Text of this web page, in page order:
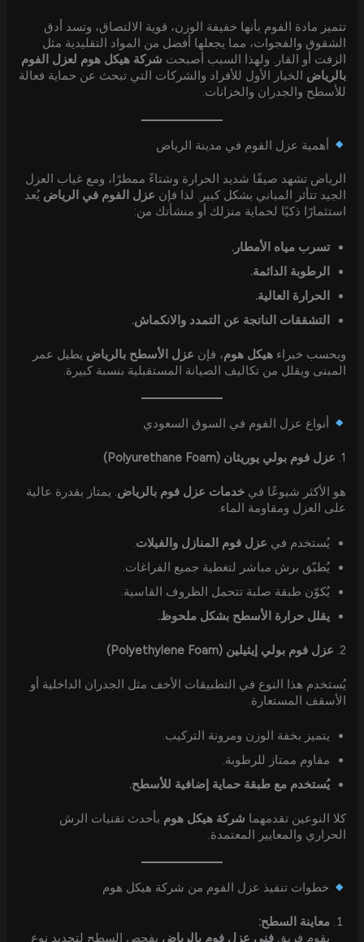
تتميز مادة الفوم بأنها خفيفة الوزن، قوية الالتصاق، وتسد أدق
الشقوق والفجوات، مما يجعلها أفضل من المواد التقليدية مثل
الزفت أو القار. ولهذا السبب أصبحت شركة هيكل هوم لعزل الفوم
بالرياض الخيار الأول للأفراد والشركات التي تبحث عن حماية فعالة
للأسطح والجدران والخزانات.
أهمية عزل الفوم في مدينة الرياض
الرياض تشهد صيفًا شديد الحرارة وشتاءً ممطرًا، ومع غياب العزل
الجيد تتأثر المباني بشكل كبير. لذا فإن عزل الفوم في الرياض يُعد
استثمارًا ذكيًا لحماية منزلك أو منشأتك من:
تسرب مياه الأمطار.
الرطوبة الدائمة.
الحرارة العالية.
التشققات الناتجة عن التمدد والانكماش.
وبحسب خبراءهيكل هوم، فإن عزل الأسطح بالرياض يطيل عمر
المبنى ويقلل من تكاليف الصيانة المستقبلية بنسبة كبيرة.
أنواع عزل الفوم في السوق السعودي
1. عزل فوم بولي يوريثان (Polyurethane Foam)
هو الأكثر شيوعًا فيخدمات عزل فوم بالرياض. يمتاز بقدرة عالية
على العزل ومقاومة الماء.
يُستخدم في عزل فوم المنازل والفيلات.
يُطبّق برش مباشر لتغطية جميع الفراغات.
يُكوّن طبقة صلبة تتحمل الظروف القاسية.
يقلل حرارة الأسطح بشكل ملحوظ.
2. عزل فوم بولي إيثيلين (Polyethylene Foam)
يُستخدم هذا النوع في التطبيقات الأخف مثل الجدران الداخلية أو
الأسقف المستعارة.
يتميز بخفة الوزن ومرونة التركيب.
مقاوم ممتاز للرطوبة.
يُستخدم مع طبقة حماية إضافية للأسطح.
كلا النوعين تقدمهما شركة هيكل هوم بأحدث تقنيات الرش
الحراري والمعايير المعتمدة.
خطوات تنفيذ عزل الفوم من شركة هيكل هوم
معاينة السطح:
يقوم فريقفني عزل فوم بالرياض بفحص السطح لتحديد نوع